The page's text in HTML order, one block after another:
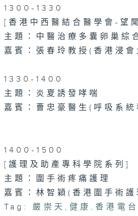
1300-1330
[香港中西醫結合醫學會-望
主題：中醫治療多囊卵巢綜
嘉賓：張春玲教授(香港浸
1330-1400
主題：炎夏誘發哮喘
嘉賓：曹忠豪醫生(呼吸系統
1400-1500
[護理及助產專科學院系列]
主題：圍手術疼痛護理
嘉賓：林智穎(香港圍手術
Tag:
嚴崇天 , 健康 , 香港電